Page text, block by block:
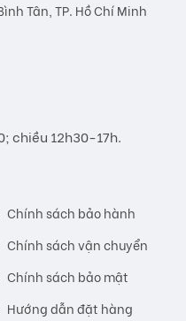
Tân, TP. Hồ Chí Minh
chiều 12h30-17h.
Chính sách bảo hành
Chính sách vận chuyển
Chính sách bảo mật
Hướng dẫn đặt hàng